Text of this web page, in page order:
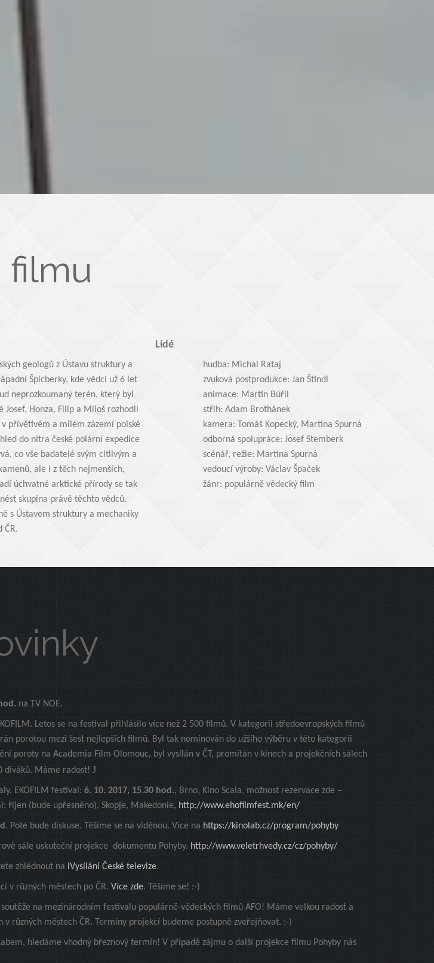
filmu
geologů z Ústavu struktury a
Špicberky, kde vědci už 6 let
neprozkoumaný terén, který byl
Honza, Filip a Miloš rozhodli
přívětivém a milém zázemí polské
do nitra české polární expedice
co vše badatelé svým citlivým a
ale i z těch nejmenších,
úchvatné arktické přírody se tak
skupina právě těchto vědců.
s Ústavem struktury a mechaniky
ČR.
Lidé
hudba: Michal Rataj
zvuková postprodukce: Jan Štindl
animace: Martin Búřil
střih: Adam Brothánek
kamera: Tomáš Kopecký, Martina Spurná
odborná spolupráce: Josef Stemberk
scénář, režie: Martina Spurná
vedoucí výroby: Václav Špaček
žánr: populárně vědecký film
na TV NOE.
Letos se na festival přihlásilo více než 2 500 filmů. V kategorii středoevropských filmů
porotou mezi šest nejlepších filmů. Byl tak nominován do užšího výběru v této kategorii
poroty na Academia Film Olomouc, byl vysílán v ČT, promítán v kinech a projekčních sálech
diváků. Máme radost! J
EKOFILM festival: 6. 10. 2017, 15.30 hod., Brno, Kino Scala, možnost rezervace zde –
říjen (bude upřesněno), Skopje, Makedonie, http://www.ehofilmfest.mk/en/
. Poté bude diskuse. Těšíme se na viděnou. Více na https://kinolab.cz/program/pohyby
sále uskuteční projekce dokumentu Pohyby. http://www.veletrhvedy.cz/cz/pohyby/
zhlédnout na iVysílání České televize.
v různých městech po ČR. Více zde. Těšíme se! :-)
na mezinárodním festivalu populárně-vědeckých filmů AFO! Máme velkou radost a
různých městech ČR. Termíny projekcí budeme postupně zveřejňovat. :-)
hledáme vhodný březnový termín! V případě zájmu o další projekce filmu Pohyby nás